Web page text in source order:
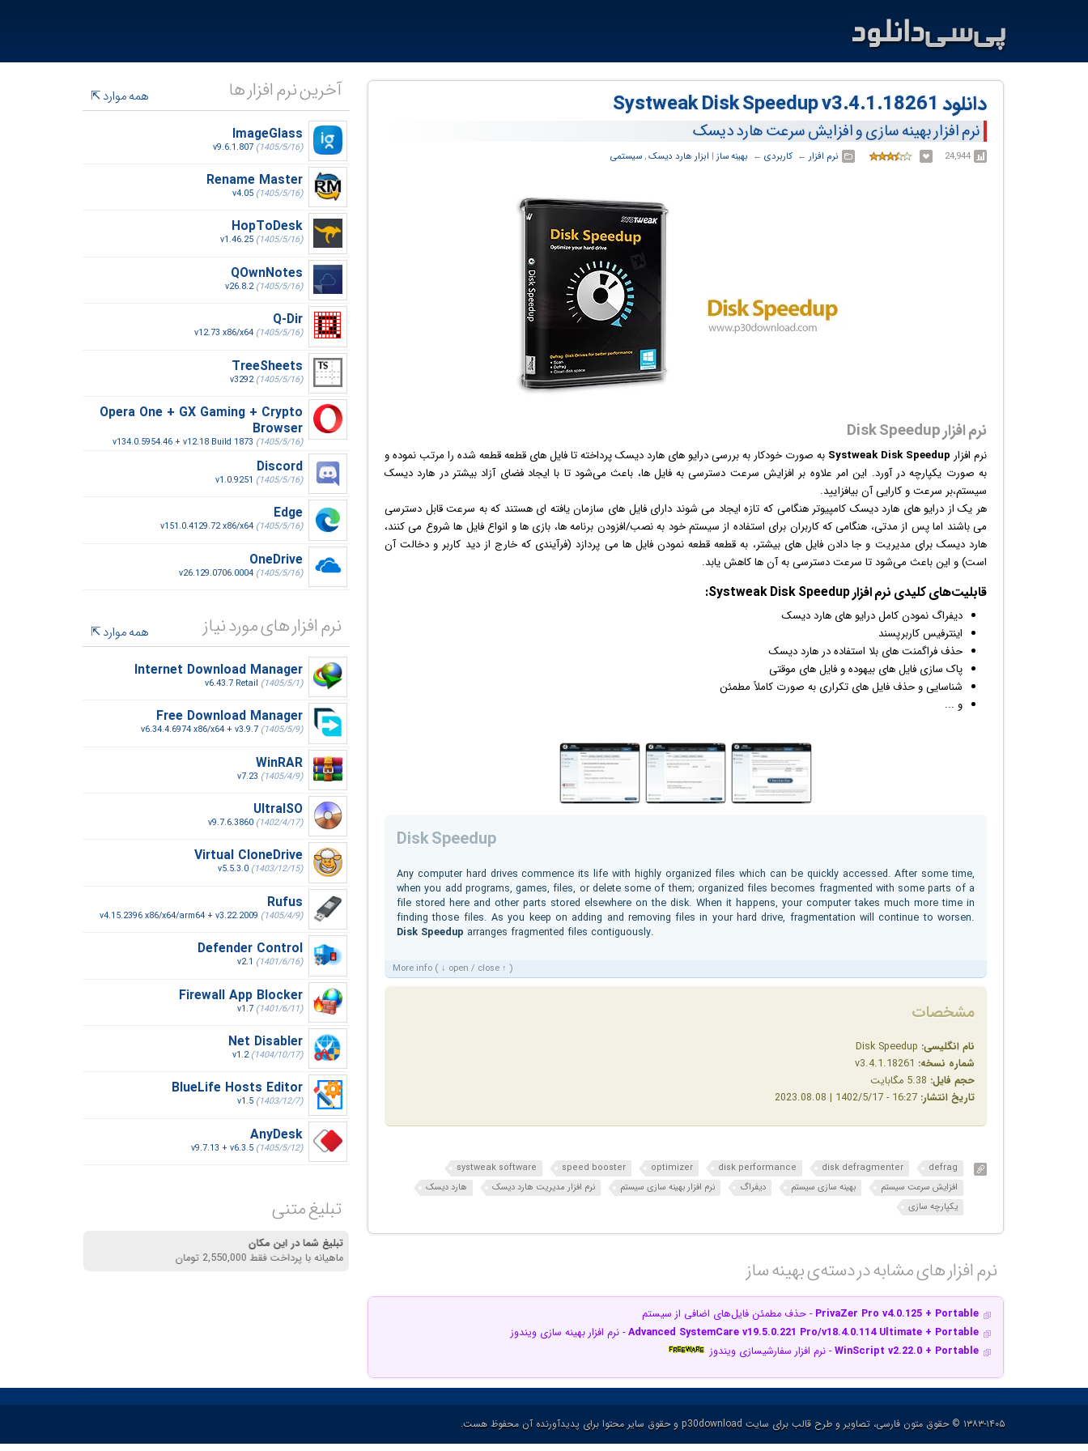
دانلود Systweak Disk Speedup v3.4.1.18261
نرم افزار بهینه سازی و افزایش سرعت هارد دیسک
24,944 نرم افزار ← ‏ کاربردی ← ‏ بهینه ساز ‏| ابزار هارد دیسک,سیستمی
نرم افزار Disk Speedup
نرم افزار Systweak Disk Speedup به صورت خودکار به بررسی درایو های هارد دیسک پرداخته تا فایل های قطعه قطعه شده را مرتب نموده و
به صورت یکپارچه در آورد. این امر علاوه بر افزایش سرعت دسترسی به فایل ها، باعث می‌شود تا با ایجاد فضای آزاد بیشتر در هارد دیسک
سیستم،بر سرعت و کارایی آن بیافزایید.
هر یک از درایو های هارد دیسک کامپیوتر هنگامی که تازه ایجاد می شوند دارای فایل های سازمان یافته ای هستند که به سرعت قابل دسترسی
می باشند اما پس از مدتی، هنگامی که کاربران برای استفاده از سیستم خود به نصب/افزودن برنامه ها، بازی ها و انواع فایل ها شروع می کنند،
هارد دیسک برای مدیریت و جا دادن فایل های بیشتر، به قطعه قطعه نمودن فایل ها می پردازد (فرآیندی که خارج از دید کاربر و دخالت آن
است) و این باعث می‌شود تا سرعت دسترسی به آن ها کاهش یابد.
قابلیت‌های کلیدی نرم افزار
دیفراگ نمودن کامل درایو های هارد دیسک
اینترفیس کاربرپسند
حذف فراگمنت های بلا استفاده در هارد دیسک
پاک سازی فایل های بیهوده و فایل های موقتی
شناسایی و حذف فایل های تکراری به صورت کاملاً مطمئن
و ...
Disk Speedup
Any computer hard drives commence its life with highly organized files which can be quickly accessed. After some time,
when you add programs, games, files, or delete some of them; organized files becomes fragmented with some parts of a
file stored here and other parts stored elsewhere on the disk. When it happens, your computer takes much more time in
finding those files. As you keep on adding and removing files in your hard drive, fragmentation will continue to worsen.
Disk Speedup arranges fragmented files contiguously.
More info ( ↓ open / close ↑ )
مشخصات
نام انگلیسی:
شماره نسخه:
حجم فایل:
تاریخ انتشار:
defrag
disk defragmenter
disk performance
optimizer
speed booster
systweak software
افزایش سرعت سیستم
بهینه سازی سیستم دیفراگ نرم افزار بهینه سازی سیستم نرم افزار مدیریت هارد دیسک
هارد دیسک
یکپارچه سازی
نرم افزار های مشابه در دسته‌ی‌ بهینه ساز‎
PrivaZer Pro v4.0.125 + Portable - حذف مطمئن فایل‌های اضافی از سیستم
Advanced SystemCare v19.5.0.221 Pro/v18.4.0.114 Ultimate + Portable- نرم افزار بهینه سازی ویندوز
WinScript v2.22.0 + Portable- نرم افزار سفارشی‎سازی ویندوز
آخرین نرم افزار ها
همه موارد
ImageGlass
v9.6.1.807 (1405/5/16)
Rename Master
v4.05 (1405/5/16)
HopToDesk
v1.46.25 (1405/5/16)
QOwnNotes
v26.8.2(1405/5/16)
Q-Dir
v12.73 x86/x64 (1405/5/16)
TreeSheets
v3292(1405/5/16)
Opera One + GX Gaming + Crypto
Browser
v134.0.5954.46 + v12.18 Build 1873 (1405/5/16)
Discord
v1.0.9251 (1405/5/16)
Edge
v151.0.4129.72 x86/x64 (1405/5/16)
OneDrive
v26.129.0706.0004 (1405/5/16)
نرم افزار های مورد نیاز
همه موارد
Internet Download Manager
v6.43.7 Retail (1405/5/1)
Free Download Manager
v6.34.4.6974 x86/x64 + v3.9.7 (1405/5/9)
WinRAR
v7.23 (1405/4/9)
UltraISO
v9.7.6.3860 (1402/4/17)
Virtual CloneDrive
v5.5.3.0 (1403/12/15)
Rufus
v4.15.2396 x86/x64/arm64 + v3.22.2009 (1405/4/9)
Defender Control
v2.1 (1401/6/16)
Firewall App Blocker
v1.7 (1401/6/11)
Net Disabler
v1.2(1404/10/17)
BlueLife Hosts Editor
v1.5 (1403/12/7)
AnyDesk
v9.7.13 + v6.3.5 (1405/5/12)
تبلیغ متنی
تبلیغ شما در این مکان
ماهیانه با پرداخت فقط 2,550,000 تومان
۱۳۸۳-۱۴۰۵ © حقوق متون فارسی، تصاویر و طرح قالب برای سایت p30download و حقوق سایر محتوا برای پدیدآورنده آن محفوظ هست.